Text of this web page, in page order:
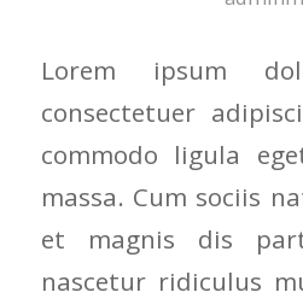
Lorem ipsum
consectetuer
commodo ligula
massa. Cum sociis
et magnis dis
nascetur ridiculus